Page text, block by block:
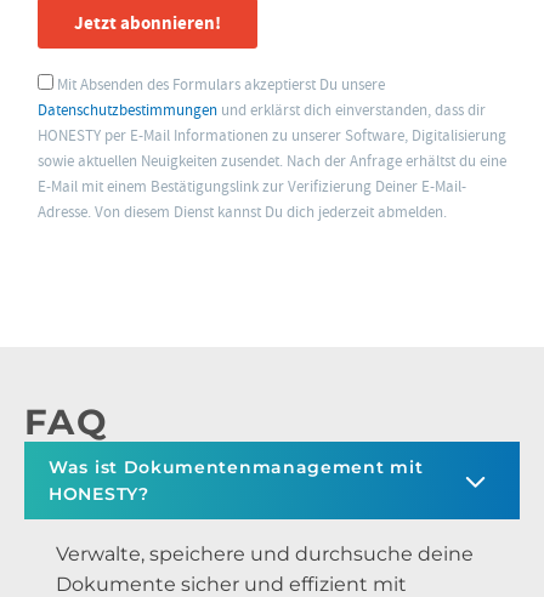
Jetzt abonnieren!
Mit Absenden des Formulars akzeptierst Du unsere
Datenschutzbestimmungen und erklärst dich einverstanden, dass dir
HONESTY per E-Mail Informationen zu unserer Software, Digitalisierung
sowie aktuellen Neuigkeiten zusendet. Nach der Anfrage erhältst du eine
E-Mail mit einem Bestätigungslink zur Verifizierung Deiner E-Mail-
Adresse. Von diesem Dienst kannst Du dich jederzeit abmelden.
FAQ
Was ist Dokumentenmanagement mit
HONESTY?
Verwalte, speichere und durchsuche deine
Dokumente sicher und effizient mit